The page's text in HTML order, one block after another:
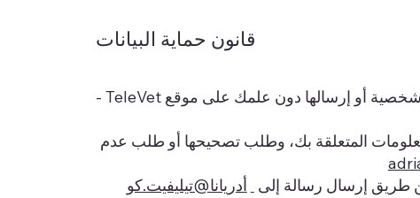
قانون حماية البيانات
وفقًا للقانون رقم 78-17 الصادر في 6 يناير 1978، لا يتم جمع أي معلومات شخصية أو إرسالها دون علمك على موقع TeleVet -
يناير 1978، يمكنك الوصول إلى المعلومات المتعلقة بك، وطلب تصحيحها أو طلب عدم
طريق إرسال رسالة إلى
أدريانا@تيليفيت.كو